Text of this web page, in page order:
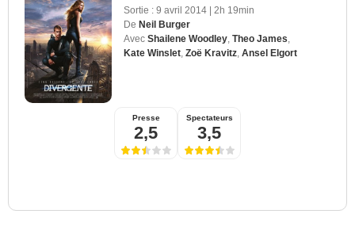
Sortie : 9 avril 2014 | 2h 19min
De Neil Burger
Avec Shailene Woodley Theo James
Kate Winslet Zoë Kravitz Ansel Elgort
Presse
2,5
Spectateurs
3,5